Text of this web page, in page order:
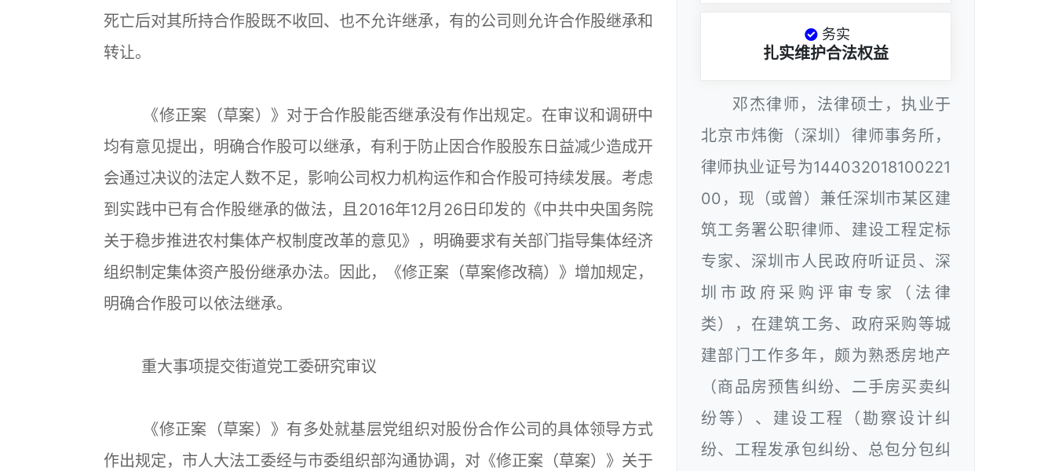
死亡后对其所持合作股既不收回、也不允许继承，有的公司则允许合作股继承和
转让。
《修正案（草案）》对于合作股能否继承没有作出规定。在审议和调研中
均有意见提出，明确合作股可以继承，有利于防止因合作股股东日益减少造成开
会通过决议的法定人数不足，影响公司权力机构运作和合作股可持续发展。考虑
到实践中已有合作股继承的做法，且2016年12月26日印发的《中共中央国务院
关于稳步推进农村集体产权制度改革的意见》，明确要求有关部门指导集体经济
组织制定集体资产股份继承办法。因此，《修正案（草案修改稿）》增加规定，
明确合作股可以依法继承。
重大事项提交街道党工委研究审议
《修正案（草案）》有多处就基层党组织对股份合作公司的具体领导方式
作出规定，市人大法工委经与市委组织部沟通协调，对《修正案（草案）》关于
务实
扎实维护合法权益
邓杰律师，法律硕士，执业于
北京市炜衡（深圳）律师事务所，
律师执业证号为144032018100221
00，现（或曾）兼任深圳市某区建
筑工务署公职律师、建设工程定标
专家、深圳市人民政府听证员、深
圳市政府采购评审专家（法律
类），在建筑工务、政府采购等城
建部门工作多年，颇为熟悉房地产
（商品房预售纠纷、二手房买卖纠
纷等）、建设工程（勘察设计纠
纷、工程发承包纠纷、总包分包纠